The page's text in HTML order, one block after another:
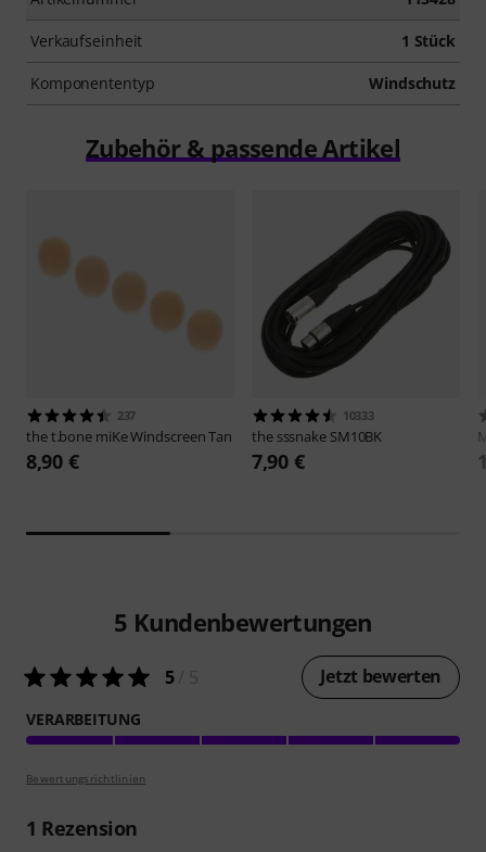
Verkaufseinheit 1 Stück
Komponententyp Windschutz
Zubehör & passende Artikel
237
the t.bone miKe Windscreen Tan
8,90 €
10333
the sssnake SM10BK
7,90 €
5 Kundenbewertungen
5/ 5 Jetzt bewerten
VERARBEITUNG
Bewertungsrichtlinien
1 Rezension